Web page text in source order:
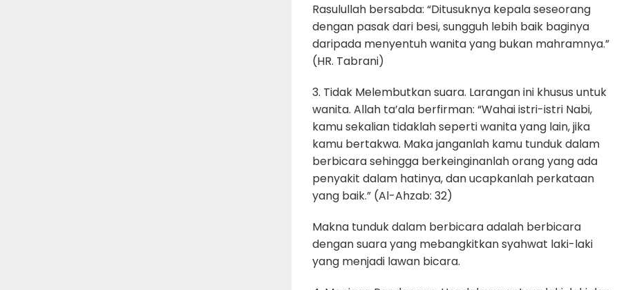
Rasulullah bersabda: “Ditusuknya kepala seseorang
dengan pasak dari besi, sungguh lebih baik baginya
daripada menyentuh wanita yang bukan mahramnya.”
(HR. Tabrani)
3. Tidak Melembutkan suara. Larangan ini khusus untuk
wanita. Allah ta’ala berfirman: “Wahai istri-istri Nabi,
kamu sekalian tidaklah seperti wanita yang lain, jika
kamu bertakwa. Maka janganlah kamu tunduk dalam
berbicara sehingga berkeinginanlah orang yang ada
penyakit dalam hatinya, dan ucapkanlah perkataan
yang baik.” (Al-Ahzab: 32)
Makna tunduk dalam berbicara adalah berbicara
dengan suara yang mebangkitkan syahwat laki-laki
yang menjadi lawan bicara.